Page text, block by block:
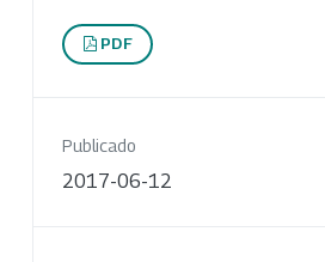
PDF
Publicado
2017-06-12